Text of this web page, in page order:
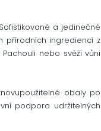
a jedinečné
přírodních ingrediencí z
nebo svěží vůni
obaly po
podpora udržitelných